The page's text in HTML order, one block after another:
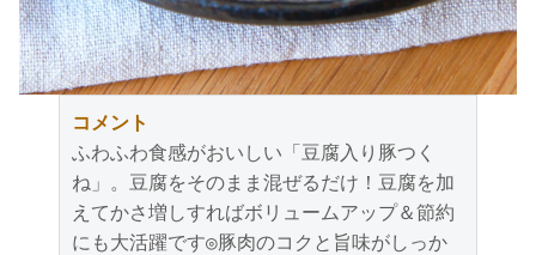
コメント
ふわふわ食感がおいしい「豆腐入り豚つく
ね」。豆腐をそのまま混ぜるだけ！豆腐を加
えてかさ増しすればボリュームアップ＆節約
にも大活躍です◎豚肉のコクと旨味がしっか